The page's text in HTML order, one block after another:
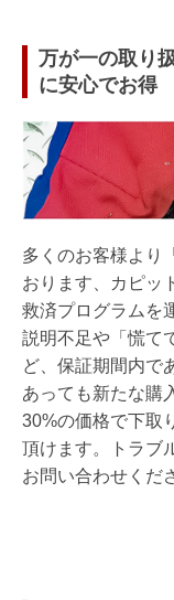
万が一の取り
に安心でお得
多くのお客様より
おります、カピッ
救済プログラムを
説明不足や「慌て
ど、保証期間内で
あっても新たな購
30%の価格で下取
頂けます。トラブ
お問い合わせくだ